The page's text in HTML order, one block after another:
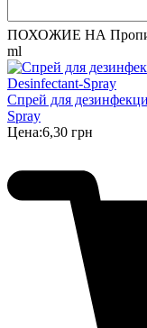
ПОХОЖИЕ НА
ml
Спрей для
Spray
Цена:6,30 грн